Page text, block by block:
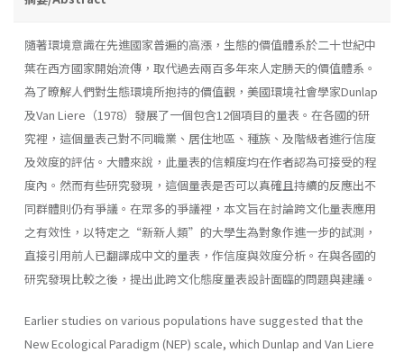
隨著環境意識在先進國家普遍的高漲，生態的價值體系於二十世紀中
葉在西方國家開始流傳，取代過去兩百多年來人定勝天的價值體系。
為了暸解人們對生態環境所抱持的價值觀，美國環境社會學家Dunlap
及Van Liere（1978）發展了一個包含12個項目的量表。在各國的研
究裡，這個量表己對不同職業、居住地區、種族、及階級者進行信度
及效度的評估。大體來說，此量表的信賴度均在作者認為可接受的程
度內。然而有些研究發現，這個量表是否可以真確且持續的反應出不
同群體則仍有爭議。在眾多的爭議裡，本文旨在討論跨文化量表應用
之有效性，以特定之“新新人類”的大學生為對象作進一步的試測，
直接引用前人已翻譯成中文的量表，作信度與效度分析。在與各國的
研究發現比較之後，提出此跨文化態度量表設計面臨的問題與建議。
Earlier studies on various populations have suggested that the
New Ecological Paradigm (NEP) scale, which Dunlap and Van Liere